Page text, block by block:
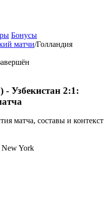
Бонусы
матчи/Голландия
Узбекистан 2:1:
матча, составы и контекст
New York